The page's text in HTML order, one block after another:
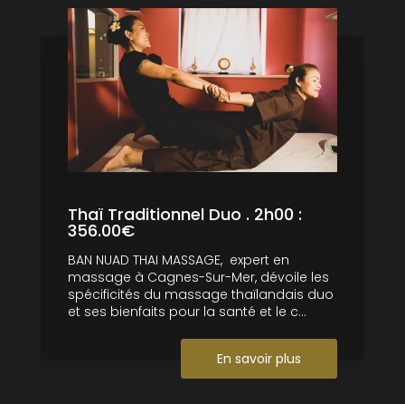
Thaï Traditionnel Duo . 2h00 :
356.00€
BAN NUAD THAI MASSAGE, expert en
massage à Cagnes-Sur-Mer, dévoile les
spécificités du massage thaïlandais duo
et ses bienfaits pour la santé et le c...
En savoir plus